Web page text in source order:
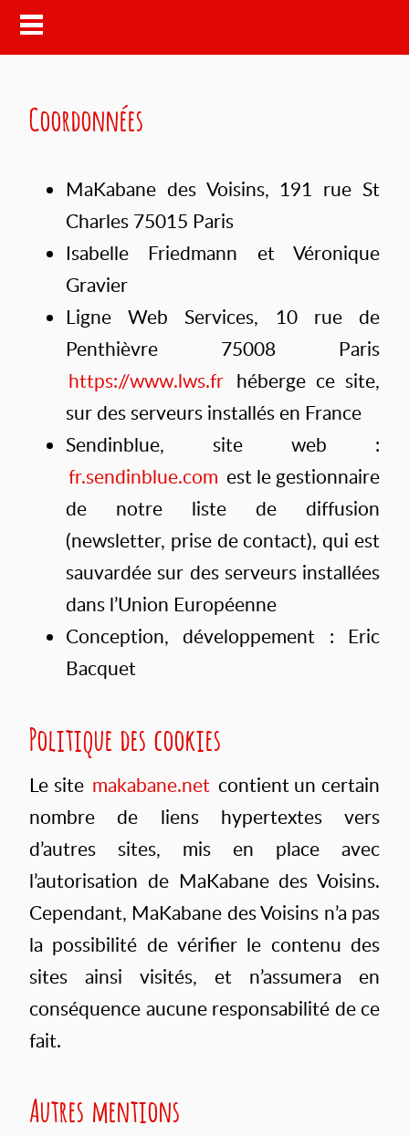
Coordonnées
MaKabane des Voisins, 191 rue St
Charles 75015 Paris
Isabelle Friedmann et Véronique
Gravier
Ligne Web Services, 10 rue de
Penthièvre 75008 Paris
https://www.lws.fr héberge ce site,
sur des serveurs installés en France
Sendinblue, site web :
fr.sendinblue.com est le gestionnaire
de notre liste de diffusion
(newsletter, prise de contact), qui est
sauvardée sur des serveurs installées
dans l’Union Européenne
Conception, développement : Eric
Bacquet
Politique des cookies
Le site makabane.net contient un certain
nombre de liens hypertextes vers
d’autres sites, mis en place avec
l’autorisation de MaKabane des Voisins.
Cependant, MaKabane des Voisins n’a pas
la possibilité de vérifier le contenu des
sites ainsi visités, et n’assumera en
conséquence aucune responsabilité de ce
fait.
Autres mentions